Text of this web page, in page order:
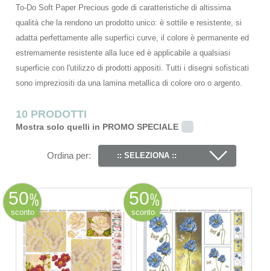
To-Do Soft Paper Precious gode di caratteristiche di altissima
qualità che la rendono un prodotto unico: è sottile e resistente, si
adatta perfettamente alle superfici curve, il colore è permanente ed
estremamente resistente alla luce ed è applicabile a qualsiasi
superficie con l'utilizzo di prodotti appositi. Tutti i disegni sofisticati
sono impreziositi da una lamina metallica di colore oro o argento.
10 PRODOTTI
Mostra solo quelli in PROMO SPECIALE
Ordina per: :: SELEZIONA ::
50
sconto
50
sconto